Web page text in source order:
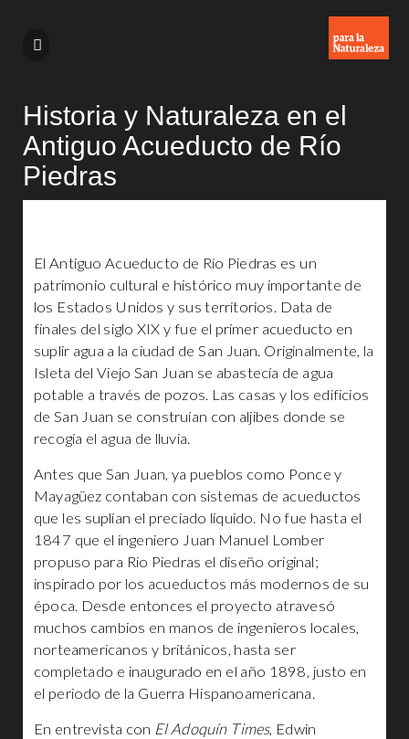
Historia y Naturaleza en el
Antiguo Acueducto de Río
Piedras
El Antiguo Acueducto de Río Piedras es un
patrimonio cultural e histórico muy importante de
los Estados Unidos y sus territorios. Data de
finales del siglo XIX y fue el primer acueducto en
suplir agua a la ciudad de San Juan. Originalmente, la
Isleta del Viejo San Juan se abastecía de agua
potable a través de pozos. Las casas y los edificios
de San Juan se construían con aljibes donde se
recogía el agua de lluvia.
Antes que San Juan, ya pueblos como Ponce y
Mayagüez contaban con sistemas de acueductos
que les suplían el preciado líquido. No fue hasta el
1847 que el ingeniero Juan Manuel Lomber
propuso para Rio Piedras el diseño original;
inspirado por los acueductos más modernos de su
época. Desde entonces el proyecto atravesó
muchos cambios en manos de ingenieros locales,
norteamericanos y británicos, hasta ser
completado e inaugurado en el año 1898, justo en
el periodo de la Guerra Hispanoamericana.
En entrevista con El Adoquín Times, Edwin